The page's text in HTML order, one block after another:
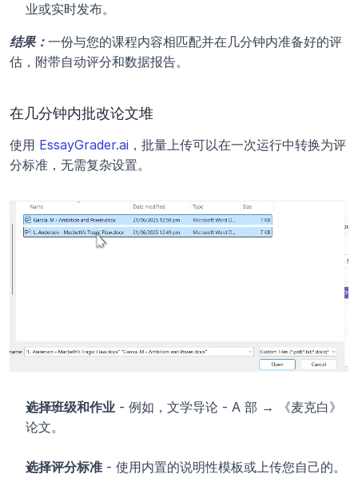
业或实时发布。
结果： 一份与您的课程内容相匹配并在几分钟内准备好的评
估，附带自动评分和数据报告。
在几分钟内批改论文堆
使用 EssayGrader.ai ，批量上传可以在一次运行中转换为评
分标准，无需复杂设置。
选择班级和作业 - 例如，文学导论 - A 部 → 《麦克白》
论文。
选择评分标准 - 使用内置的说明性模板或上传您自己的。